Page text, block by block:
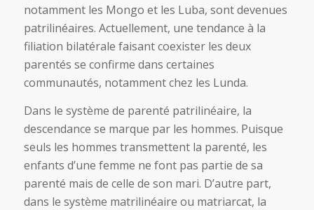
notamment les Mongo et les Luba, sont devenues
patrilinéaires. Actuellement, une tendance à la
filiation bilatérale faisant coexister les deux
parentés se confirme dans certaines
communautés, notamment chez les Lunda.
Dans le système de parenté patrilinéaire, la
descendance se marque par les hommes. Puisque
seuls les hommes transmettent la parenté, les
enfants d’une femme ne font pas partie de sa
parenté mais de celle de son mari. D’autre part,
dans le système matrilinéaire ou matriarcat, la